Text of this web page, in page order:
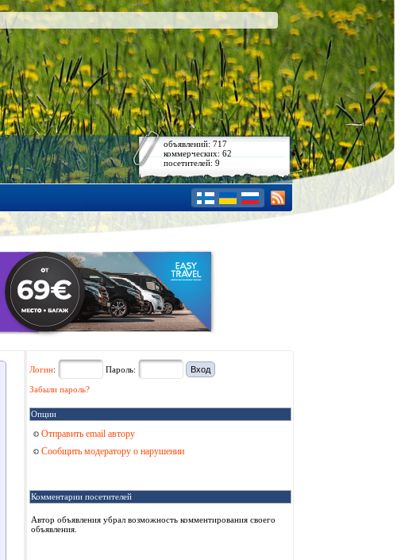
объявлений: 717
коммерческих: 62
посетителей: 9
Логин: Пароль:
Забыли пароль?
Опции
Отправить email автору
Сообщить модератору о нарушении
Комментарии посетителей
Автор объявления убрал возможность комментирования своего
объявления.